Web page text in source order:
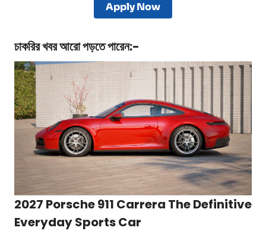
Apply Now
চাকরির খবরআরো পড়তে পারেন:-
2027 Porsche 911 Carrera The Definitive
Everyday Sports Car